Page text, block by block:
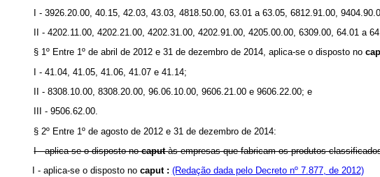
I - 3926.20.00, 40.15, 42.03, 43.03, 4818.50.00, 63.01 a 63.05, 6812.91.00,
II - 4202.11.00, 4202.21.00, 4202.31.00, 4202.91.00, 4205.00.00, 6309.00, 64.01 a
§ 1º Entre 1º de abril de 2012 e 31 de dezembro de 2014, aplica-se o disposto no
I - 41.04, 41.05, 41.06, 41.07 e 41.14;
II - 8308.10.00, 8308.20.00, 96.06.10.00, 9606.21.00 e 9606.22.00; e
III - 9506.62.00.
§ 2º Entre 1º de agosto de 2012 e 31 de dezembro de 2014:
I - aplica-se o disposto nocaputàs empresas que fabricam os produtos
I - aplica-se o disposto no caput : (Redação dada pelo Decreto nº 7.877, de 2012)